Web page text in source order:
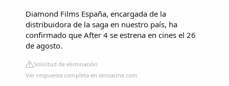
Diamond Films España, encargada de la
distribuidora de la saga en nuestro país, ha
confirmado que After 4 se estrena en cines el 26
de agosto.
Solicitud de eliminación
Ver respuesta completa en sensacine.com